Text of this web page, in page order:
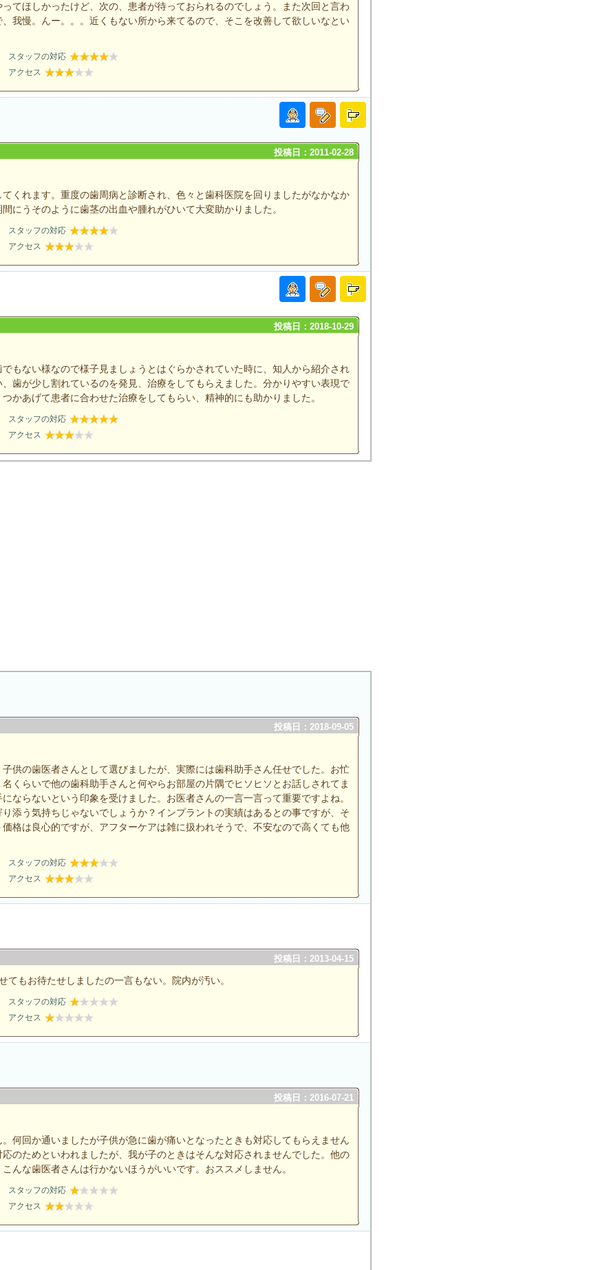
てほしかったけど、次の、患者が待っておられるのでしょう。また次回と言わ
我慢。んー。。。近くもない所から来てるので、そこを改善して欲しいなとい
スタッフの対応
アクセス
投稿日：2011-02-28
くれます。重度の歯周病と診断され、色々と歯科医院を回りましたがなかなか
にうそのように歯茎の出血や腫れがひいて大変助かりました。
スタッフの対応
アクセス
投稿日：2018-10-29
もない様なので様子見ましょうとはぐらかされていた時に、知人から紹介され
歯が少し割れているのを発見、治療をしてもらえました。分かりやすい表現で
かあげて患者に合わせた治療をしてもらい、精神的にも助かりました。
スタッフの対応
アクセス
投稿日：2018-09-05
供の歯医者さんとして選びましたが、実際には歯科助手さん任せでした。お忙
くらいで他の歯科助手さんと何やらお部屋の片隅でヒソヒソとお話しされてま
ならないという印象を受けました。お医者さんの一言一言って重要ですよね。
添う気持ちじゃないでしょうか？インプラントの実績はあるとの事ですが、そ
格は良心的ですが、アフターケアは雑に扱われそうで、不安なので高くても他
スタッフの対応
アクセス
投稿日：2013-04-15
てもお待たせしましたの一言もない。院内が汚い。
スタッフの対応
アクセス
投稿日：2016-07-21
何回か通いましたが子供が急に歯が痛いとなったときも対応してもらえません
のためといわれましたが、我が子のときはそんな対応されませんでした。他の
んな歯医者さんは行かないほうがいいです。おススメしません。
スタッフの対応
アクセス